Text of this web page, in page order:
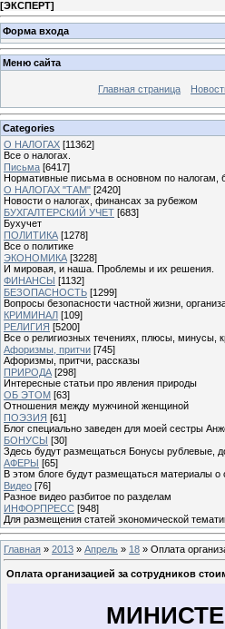
[ЭКСПЕРТ]
Форма входа
Меню сайта
Главная страница
Categories
О НАЛОГАХ [11362]
Все о налогах.
Письма [6417]
Нормативные письма в основном по налогам,
О НАЛОГАХ "ТАМ" [2420]
Новости о налогах, финансах за рубежом
БУХГАЛТЕРСКИЙ УЧЕТ [683]
Бухучет
ПОЛИТИКА [1278]
Все о политике
ЭКОНОМИКА [3228]
И мировая, и наша. Проблемы и их решения.
ФИНАНСЫ [1132]
БЕЗОПАСНОСТЬ [1299]
Вопросы безопасности частной жизни,
КРИМИНАЛ [109]
РЕЛИГИЯ [5200]
Все о религиозных течениях, плюсы, минусы,
Афоризмы, притчи [745]
Афоризмы, притчи, рассказы
ПРИРОДА [298]
Интересные статьи про явления природы
ОБ ЭТОМ [63]
Отношения между мужчиной женщиной
ПОЭЗИЯ [61]
Блог специально заведен для моей сестры
БОНУСЫ [30]
Здесь будут размещаться Бонусы рублевые,
АФЕРЫ [65]
В этом блоге будут размещаться материалы
Видео [76]
Разное видео разбитое по разделам
ИНФОРПРЕСС [948]
Для размещения статей экономической
Главная » 2013 » Апрель » 18 » Оплата
Оплата организацией за сотрудников